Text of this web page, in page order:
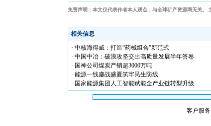
免责声明：本文仅代表作者本人观点，与全球矿产资源网无关。
相关信息
· 中核海得威：打造“药械组合”新范式
· 中国中冶：破浪攻坚交出高质量发展半年答卷
· 国神公司煤炭产销超3000万吨
· 能源一线鏖战盛夏筑牢民生防线
· 国家能源集团人工智能赋能全产业链转型升级
客户服